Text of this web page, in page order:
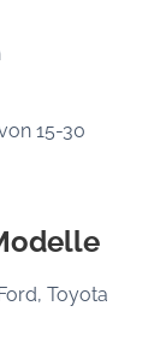
15-30
Toyota